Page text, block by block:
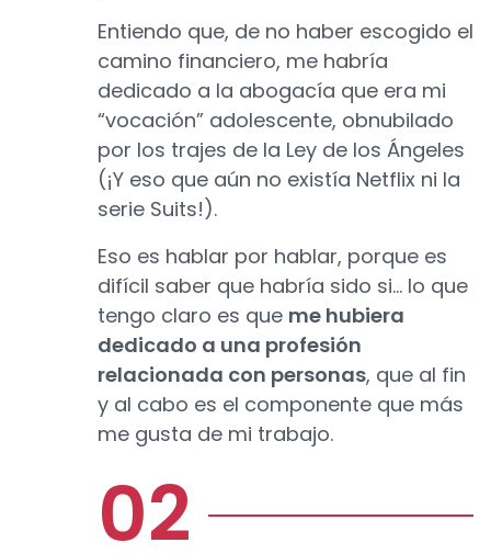
Entiendo que, de no haber escogido el
camino financiero, me habría
dedicado a la abogacía que era mi
“vocación” adolescente, obnubilado
por los trajes de la Ley de los Ángeles
(¡Y eso que aún no existía Netflix ni la
serie Suits!).
Eso es hablar por hablar, porque es
difícil saber que habría sido si… lo que
tengo claro es que me hubiera
dedicado a una profesión
relacionada con personas, que al fin
y al cabo es el componente que más
me gusta de mi trabajo.